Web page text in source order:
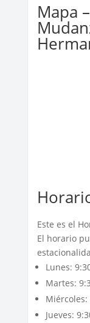
Mapa
Este es el
El horario
Lunes:
Martes:
Miércoles:
Jueves: